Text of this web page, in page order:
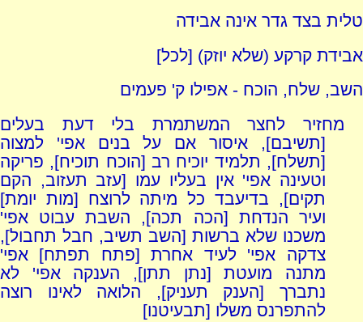
טלית בצד גדר אינה אבידה
אבידת קרקע (שלא יוזק) [לכל]
השב, שלח, הוכח - אפילו ק' פעמים
מחזיר לחצר המשתמרת בלי דעת בעלים
[תשיבם], איסור אם על בנים אפי' למצוה
[תשלח], תלמיד יוכיח רב [הוכח תוכיח], פריקה
וטעינה אפי' אין בעליו עמו [עזב תעזוב, הקם
תקים], בדיעבד כל מיתה לרוצח [מות יומת]
ועיר הנדחת [הכה תכה], השבת עבוט אפי'
משכנו שלא ברשות [השב תשיב, חבל תחבול],
צדקה אפי' לעיד אחרת [פתח תפתח] אפי'
מתנה מועטת [נתן תתן], הענקה אפי' לא
נתברך [הענק תעניק], הלואה לאינו רוצה
להתפרנס משלו [תבעיטנו]